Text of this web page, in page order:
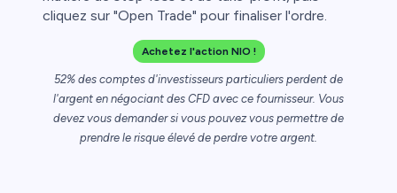
cliquez sur "Open Trade" pour finaliser l'ordre.
Achetez l'action NIO !
52% des comptes d'investisseurs particuliers perdent de
l'argent en négociant des CFD avec ce fournisseur. Vous
devez vous demander si vous pouvez vous permettre de
prendre le risque élevé de perdre votre argent.